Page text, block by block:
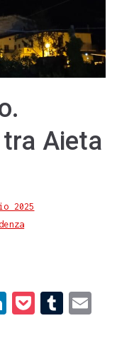
Aieta
2025
L
T